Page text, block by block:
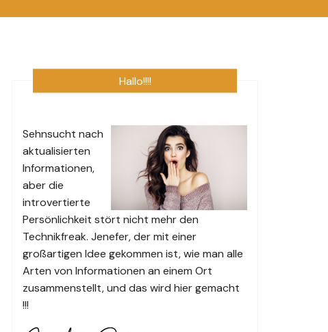
Hallo!!!!
Sehnsucht nach
aktualisierten
Informationen,
aber die
introvertierte
Persönlichkeit stört nicht mehr den
Technikfreak. Jenefer, der mit einer
großartigen Idee gekommen ist, wie man alle
Arten von Informationen an einem Ort
zusammenstellt, und das wird hier gemacht
!!!